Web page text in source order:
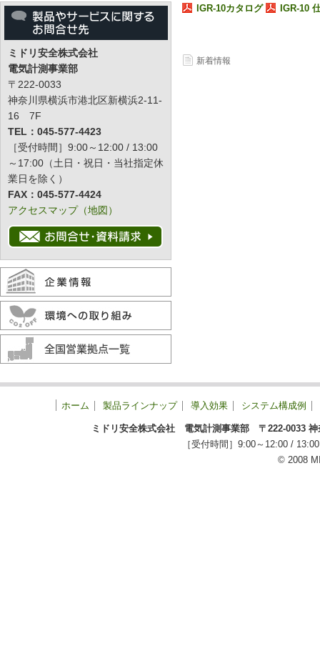
ミドリ安全株式会社
電気計測事業部
〒222-0033
神奈川県横浜市港北区新横浜2-11-
16 7F
TEL：045-577-4423
［受付時間］9:00～12:00 / 13:00
～17:00（土日・祝日・当社指定休
業日を除く）
FAX：045-577-4424
アクセスマップ（地図）
IGR-10カタログ IGR-10
新着情報
ホーム 製品ラインナップ 導入効果 システム構成例
ミドリ安全株式会社 電気計測事業部 〒222-0033
［受付時間］9:00～12:00 /
© 2008